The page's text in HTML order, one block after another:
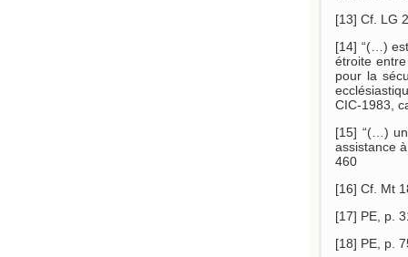
[13] Cf. LG
[14] “(…)
étroite
pour la
CIC-1983,
[15] “(…)
assistance
460
[16] Cf. Mt
[17] PE, p.
[18] PE, p.